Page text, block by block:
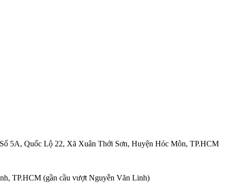
5A, Quốc Lộ 22, Xã Xuân Thới Sơn, Huyện Hóc Môn, TP.HCM
TP.HCM (gần cầu vượt Nguyễn Văn Linh)